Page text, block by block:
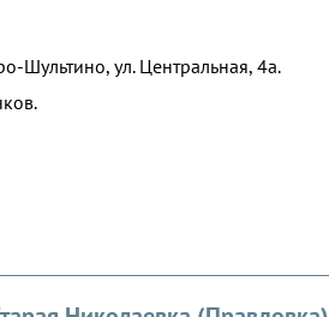
Шультино, ул. Центральная, 4а.